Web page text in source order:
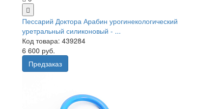
Пессарий Доктора Арабин урогинекологический
уретральный силиконовый - ...
Код товара: 439284
6 600 руб.
Предзаказ